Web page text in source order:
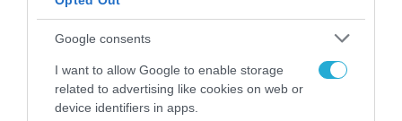
Google consents
I want to allow Google to enable storage
related to advertising like cookies on web or
device identifiers in apps.
20.09.2021